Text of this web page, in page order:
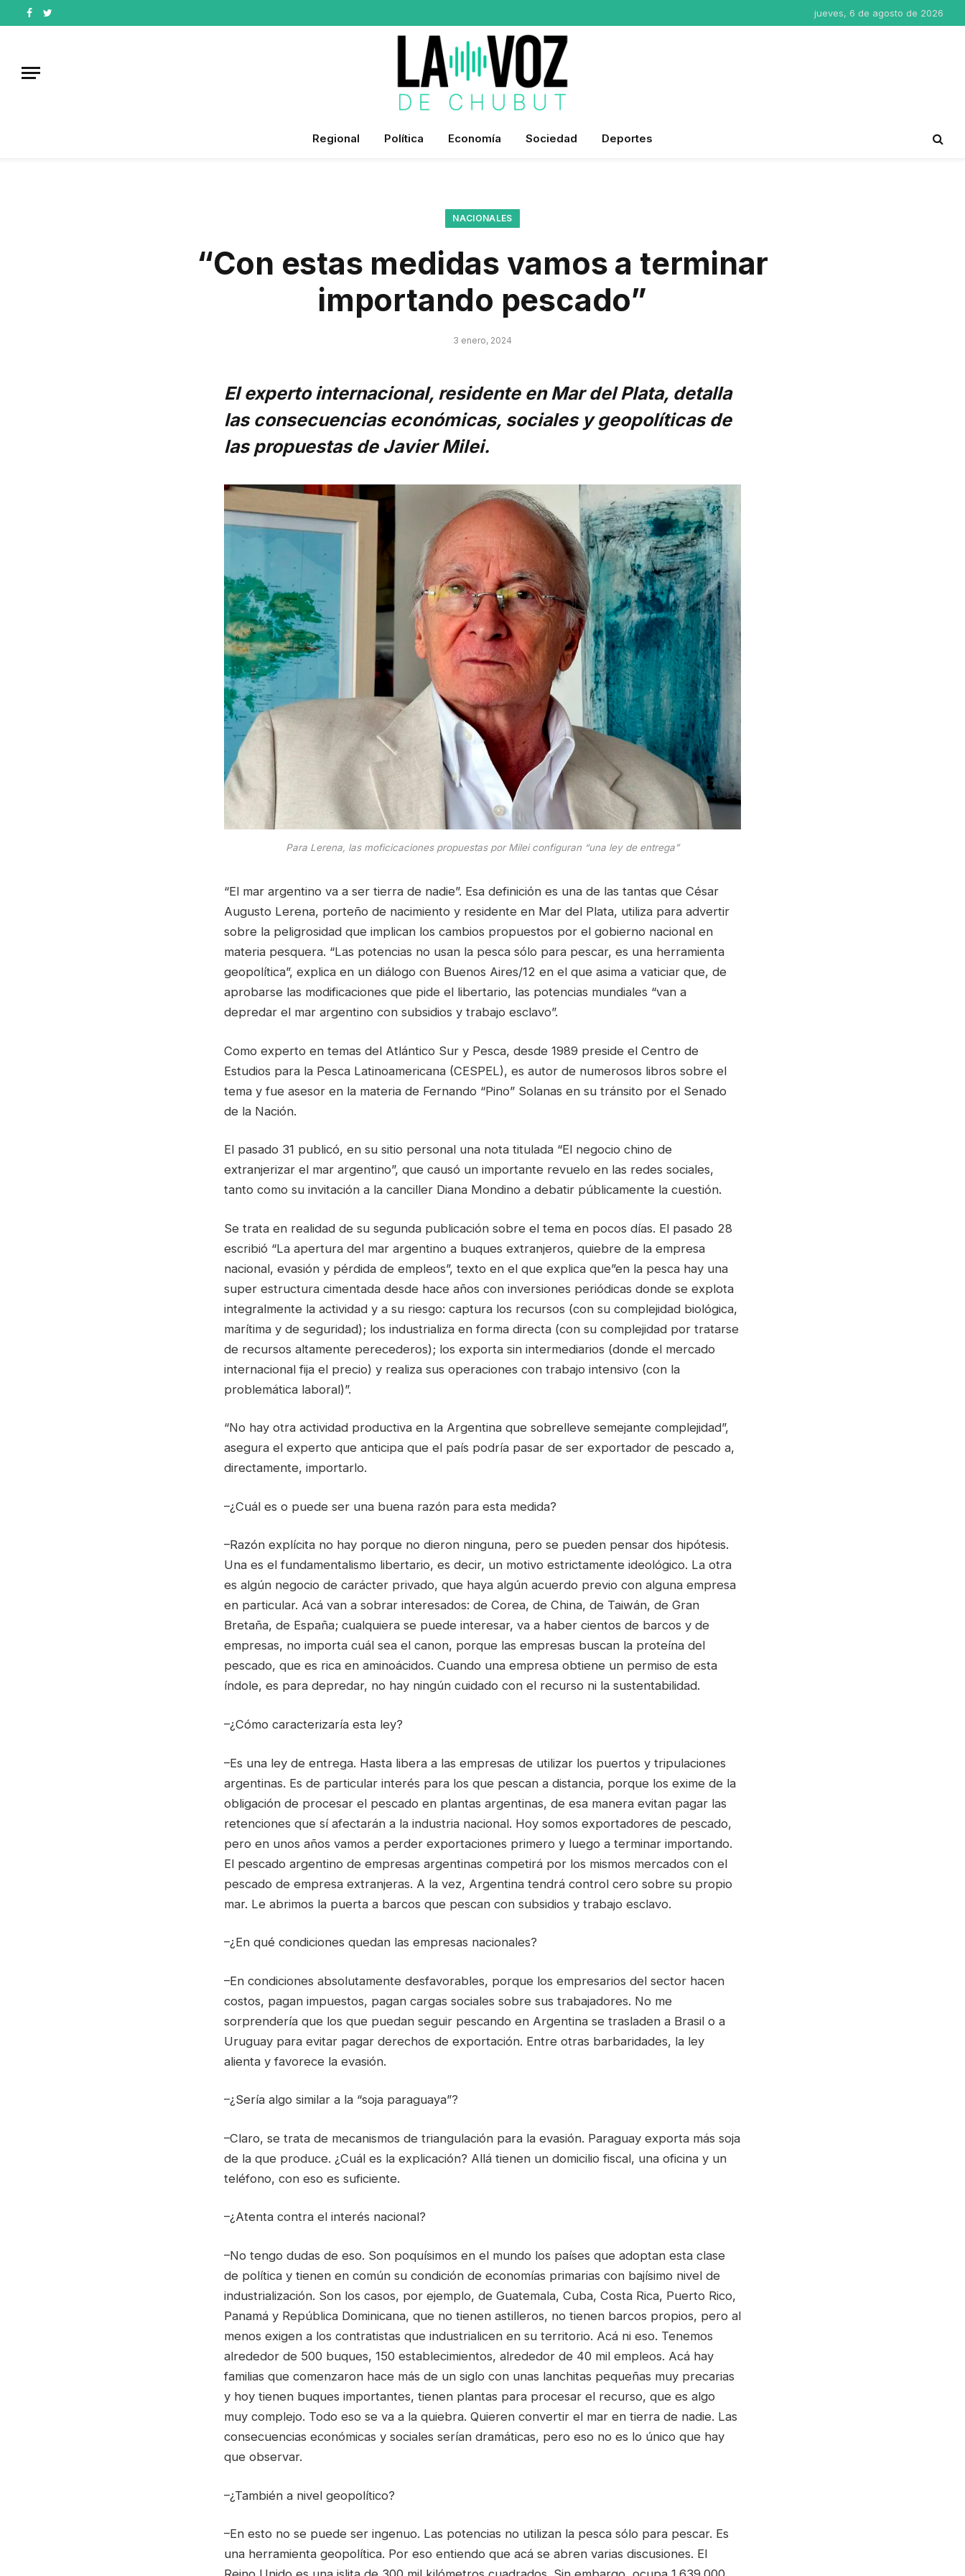
Facebook
Twitter
jueves, 6 de agosto de 2026
Regional Política Economía Sociedad Deportes
NACIONALES
“Con estas medidas vamos a terminar
importando pescado”
3 enero, 2024
El experto internacional, residente en Mar del Plata, detalla
las consecuencias económicas, sociales y geopolíticas de
las propuestas de Javier Milei.
Para Lerena, las moficicaciones propuestas por Milei configuran “una ley de entrega”
“El mar argentino va a ser tierra de nadie”. Esa definición es una de las tantas que César
Augusto Lerena, porteño de nacimiento y residente en Mar del Plata, utiliza para advertir
sobre la peligrosidad que implican los cambios propuestos por el gobierno nacional en
materia pesquera. “Las potencias no usan la pesca sólo para pescar, es una herramienta
geopolítica”, explica en un diálogo con Buenos Aires/12 en el que asima a vaticiar que, de
aprobarse las modificaciones que pide el libertario, las potencias mundiales “van a
depredar el mar argentino con subsidios y trabajo esclavo”.
Como experto en temas del Atlántico Sur y Pesca, desde 1989 preside el Centro de
Estudios para la Pesca Latinoamericana (CESPEL), es autor de numerosos libros sobre el
tema y fue asesor en la materia de Fernando “Pino” Solanas en su tránsito por el Senado
de la Nación.
El pasado 31 publicó, en su sitio personal una nota titulada “El negocio chino de
extranjerizar el mar argentino”, que causó un importante revuelo en las redes sociales,
tanto como su invitación a la canciller Diana Mondino a debatir públicamente la cuestión.
Se trata en realidad de su segunda publicación sobre el tema en pocos días. El pasado 28
escribió “La apertura del mar argentino a buques extranjeros, quiebre de la empresa
nacional, evasión y pérdida de empleos”, texto en el que explica que”en la pesca hay una
super estructura cimentada desde hace años con inversiones periódicas donde se explota
integralmente la actividad y a su riesgo: captura los recursos (con su complejidad biológica,
marítima y de seguridad); los industrializa en forma directa (con su complejidad por tratarse
de recursos altamente perecederos); los exporta sin intermediarios (donde el mercado
internacional fija el precio) y realiza sus operaciones con trabajo intensivo (con la
problemática laboral)”.
“No hay otra actividad productiva en la Argentina que sobrelleve semejante complejidad”,
asegura el experto que anticipa que el país podría pasar de ser exportador de pescado a,
directamente, importarlo.
–¿Cuál es o puede ser una buena razón para esta medida?
–Razón explícita no hay porque no dieron ninguna, pero se pueden pensar dos hipótesis.
Una es el fundamentalismo libertario, es decir, un motivo estrictamente ideológico. La otra
es algún negocio de carácter privado, que haya algún acuerdo previo con alguna empresa
en particular. Acá van a sobrar interesados: de Corea, de China, de Taiwán, de Gran
Bretaña, de España; cualquiera se puede interesar, va a haber cientos de barcos y de
empresas, no importa cuál sea el canon, porque las empresas buscan la proteína del
pescado, que es rica en aminoácidos. Cuando una empresa obtiene un permiso de esta
índole, es para depredar, no hay ningún cuidado con el recurso ni la sustentabilidad.
–¿Cómo caracterizaría esta ley?
–Es una ley de entrega. Hasta libera a las empresas de utilizar los puertos y tripulaciones
argentinas. Es de particular interés para los que pescan a distancia, porque los exime de la
obligación de procesar el pescado en plantas argentinas, de esa manera evitan pagar las
retenciones que sí afectarán a la industria nacional. Hoy somos exportadores de pescado,
pero en unos años vamos a perder exportaciones primero y luego a terminar importando.
El pescado argentino de empresas argentinas competirá por los mismos mercados con el
pescado de empresa extranjeras. A la vez, Argentina tendrá control cero sobre su propio
mar. Le abrimos la puerta a barcos que pescan con subsidios y trabajo esclavo.
–¿En qué condiciones quedan las empresas nacionales?
–En condiciones absolutamente desfavorables, porque los empresarios del sector hacen
costos, pagan impuestos, pagan cargas sociales sobre sus trabajadores. No me
sorprendería que los que puedan seguir pescando en Argentina se trasladen a Brasil o a
Uruguay para evitar pagar derechos de exportación. Entre otras barbaridades, la ley
alienta y favorece la evasión.
–¿Sería algo similar a la “soja paraguaya”?
–Claro, se trata de mecanismos de triangulación para la evasión. Paraguay exporta más soja
de la que produce. ¿Cuál es la explicación? Allá tienen un domicilio fiscal, una oficina y un
teléfono, con eso es suficiente.
–¿Atenta contra el interés nacional?
–No tengo dudas de eso. Son poquísimos en el mundo los países que adoptan esta clase
de política y tienen en común su condición de economías primarias con bajísimo nivel de
industrialización. Son los casos, por ejemplo, de Guatemala, Cuba, Costa Rica, Puerto Rico,
Panamá y República Dominicana, que no tienen astilleros, no tienen barcos propios, pero al
menos exigen a los contratistas que industrialicen en su territorio. Acá ni eso. Tenemos
alrededor de 500 buques, 150 establecimientos, alrededor de 40 mil empleos. Acá hay
familias que comenzaron hace más de un siglo con unas lanchitas pequeñas muy precarias
y hoy tienen buques importantes, tienen plantas para procesar el recurso, que es algo
muy complejo. Todo eso se va a la quiebra. Quieren convertir el mar en tierra de nadie. Las
consecuencias económicas y sociales serían dramáticas, pero eso no es lo único que hay
que observar.
–¿También a nivel geopolítico?
–En esto no se puede ser ingenuo. Las potencias no utilizan la pesca sólo para pescar. Es
una herramienta geopolítica. Por eso entiendo que acá se abren varias discusiones. El